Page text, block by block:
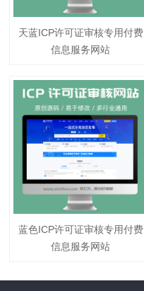
天蓝ICP许可证审核专用付费
信息服务网站
蓝色ICP许可证审核专用付费
信息服务网站